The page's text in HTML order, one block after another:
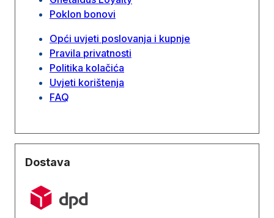
Poklon bonovi
Opći uvjeti poslovanja i kupnje
Pravila privatnosti
Politika kolačića
Uvjeti korištenja
FAQ
Dostava